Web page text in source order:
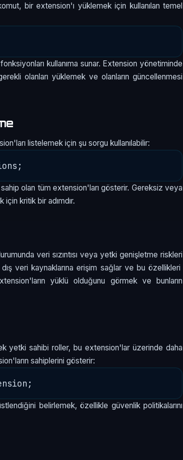
bir extension'ı yüklemek için kullanılan temel
kullanıma sunar. Extension yönetiminde
olanları yüklemek ve olanların güncellenmesi
listelemek için şu sorgu kullanılabilir:
olan tüm extension'ları gösterir. Gereksiz veya
kritik bir adımdır.
veri sızıntısı veya yetki genişletme riskleri
veri kaynaklarına erişim sağlar ve bu özellikleri
yüklü olduğunu görmek ve bunların
yetki sahibi roller, bu extension'lar üzerinde daha
sahiplerini gösterir:
belirlemek, özellikle güvenlik politikalarını